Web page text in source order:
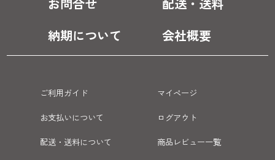
納期について
会社概要
ご利用ガイド
マイページ
お支払いについて
ログアウト
配送・送料について
商品レビュー一覧